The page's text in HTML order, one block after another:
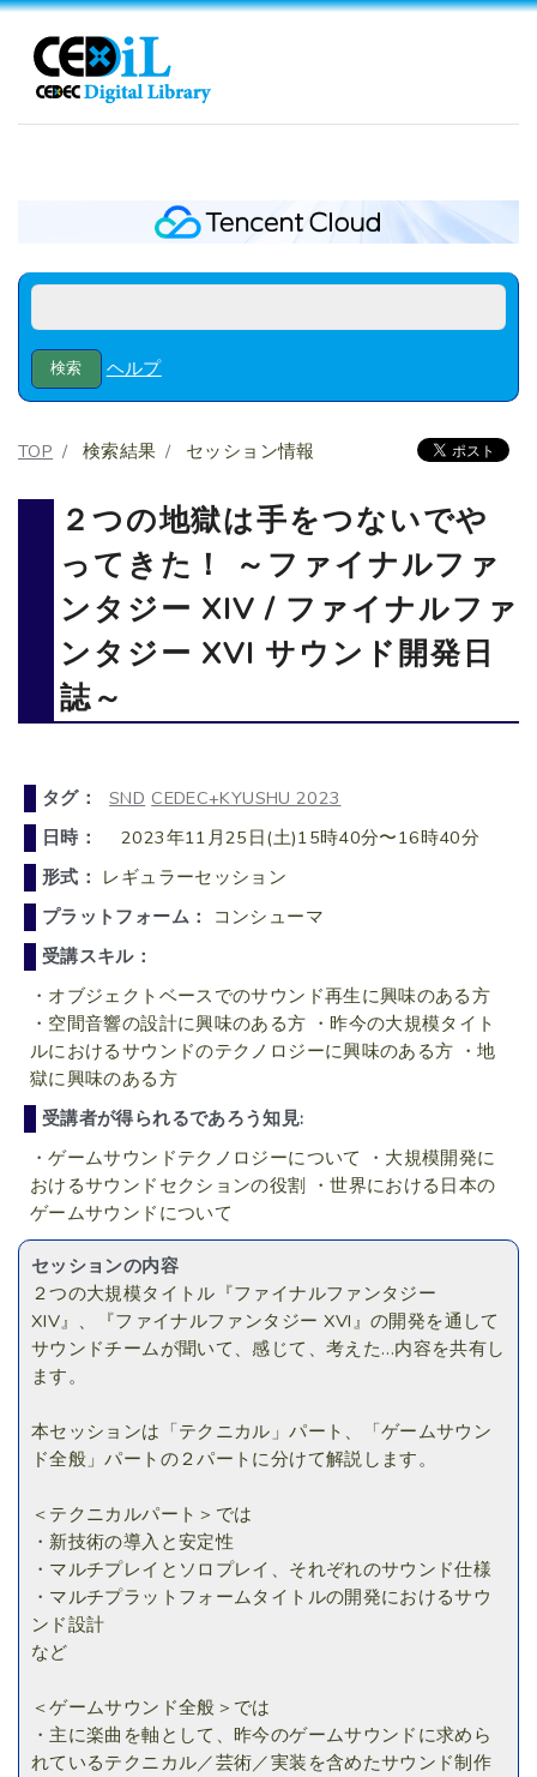
ヘルプ
TOP 検索結果 セッション情報
２つの地獄は手をつないでや
ってきた！ ～ファイナルファ
ンタジー XIV / ファイナルファ
ンタジー XVI サウンド開発日
誌～
タグ： SND CEDEC+KYUSHU 2023
日時：
2023年11月25日(土)15時40分〜16時40分
形式： レギュラーセッション
プラットフォーム：
コンシューマ
受講スキル：
・オブジェクトベースでのサウンド再生に興味のある方
・空間音響の設計に興味のある方 ・昨今の大規模タイト
ルにおけるサウンドのテクノロジーに興味のある方 ・地
獄に興味のある方
受講者が得られるであろう知見:
・ゲームサウンドテクノロジーについて ・大規模開発に
おけるサウンドセクションの役割 ・世界における日本の
ゲームサウンドについて
セッションの内容
２つの大規模タイトル『ファイナルファンタジー
XIV』、『ファイナルファンタジー XVI』の開発を通して
サウンドチームが聞いて、感じて、考えた…内容を共有し
ます。
本セッションは「テクニカル」パート、「ゲームサウン
ド全般」パートの２パートに分けて解説します。
＜テクニカルパート＞では
・新技術の導入と安定性
・マルチプレイとソロプレイ、それぞれのサウンド仕様
・マルチプラットフォームタイトルの開発におけるサウ
ンド設計
など
＜ゲームサウンド全般＞では
・主に楽曲を軸として、昨今のゲームサウンドに求めら
れているテクニカル／芸術／実装を含めたサウンド制作